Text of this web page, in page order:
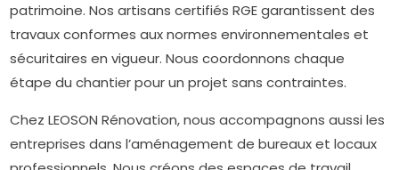
patrimoine. Nos artisans certifiés RGE garantissent des
travaux conformes aux normes environnementales et
sécuritaires en vigueur. Nous coordonnons chaque
étape du chantier pour un projet sans contraintes.
Chez LEOSON Rénovation, nous accompagnons aussi les
entreprises dans l’aménagement de bureaux et locaux